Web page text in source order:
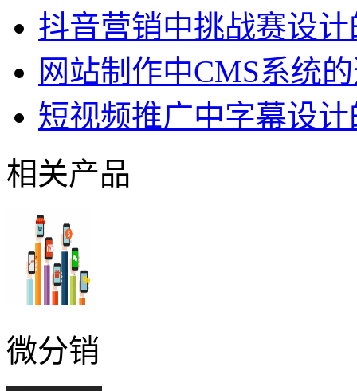
抖音营销中挑战赛设
网站制作中CMS系统
短视频推广中字幕设
相关产品
微分销